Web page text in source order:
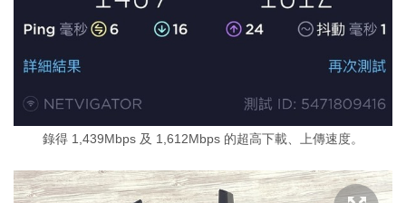
錄得 1,439Mbps 及 1,612Mbps 的超高下載、上傳速度。